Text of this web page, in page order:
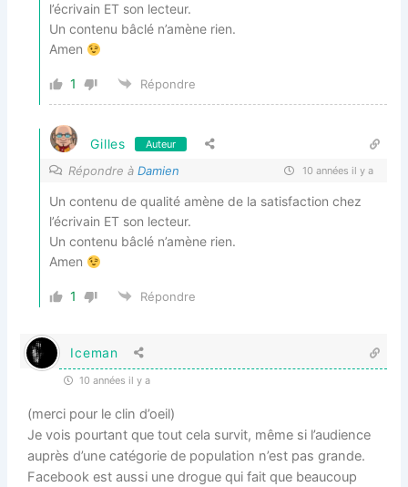
l’écrivain ET son lecteur.
Un contenu bâclé n’amène rien.
Amen
1 Répondre
Gilles Auteur
Répondre àDamien 10 années il y a
Un contenu de qualité amène de la satisfaction chez
l’écrivain ET son lecteur.
Un contenu bâclé n’amène rien.
Amen
1 Répondre
Iceman
10 années il y a
(merci pour le clin d’oeil)
Je vois pourtant que tout cela survit, même si l’audience
auprès d’une catégorie de population n’est pas grande.
Facebook est aussi une drogue qui fait que beaucoup